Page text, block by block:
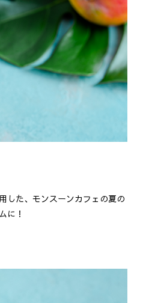
した、モンスーンカフェの夏の
に！